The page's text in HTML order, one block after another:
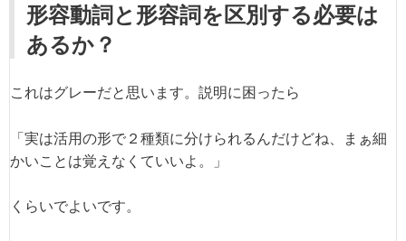
形容動詞と形容詞を区別する必要は
あるか？
これはグレーだと思います。説明に困ったら
「実は活用の形で２種類に分けられるんだけどね、まぁ細
かいことは覚えなくていいよ。」
くらいでよいです。